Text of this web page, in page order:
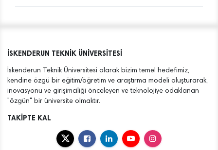
İSKENDERUN TEKNİK ÜNİVERSİTESİ
İskenderun Teknik Üniversitesi olarak bizim temel hedefimiz,
kendine özgü bir eğitim/öğretim ve araştırma modeli oluşturarak,
inovasyonu ve girişimciliği önceleyen ve teknolojiye odaklanan
"özgün" bir üniversite olmaktır.
TAKİPTE KAL